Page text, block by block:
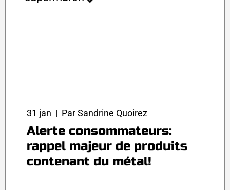
31 jan | Par Sandrine Quoirez
Alerte consommateurs:
rappel majeur de produits
contenant du métal!